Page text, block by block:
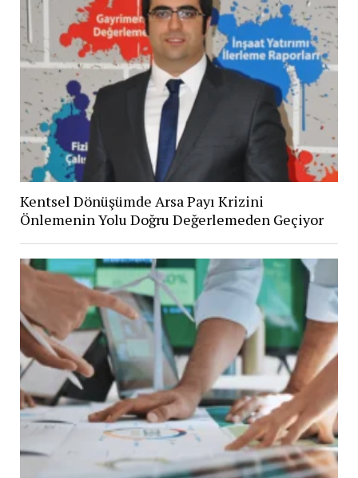
Kentsel Dönüşümde Arsa Payı Krizini
Önlemenin Yolu Doğru Değerlemeden Geçiyor